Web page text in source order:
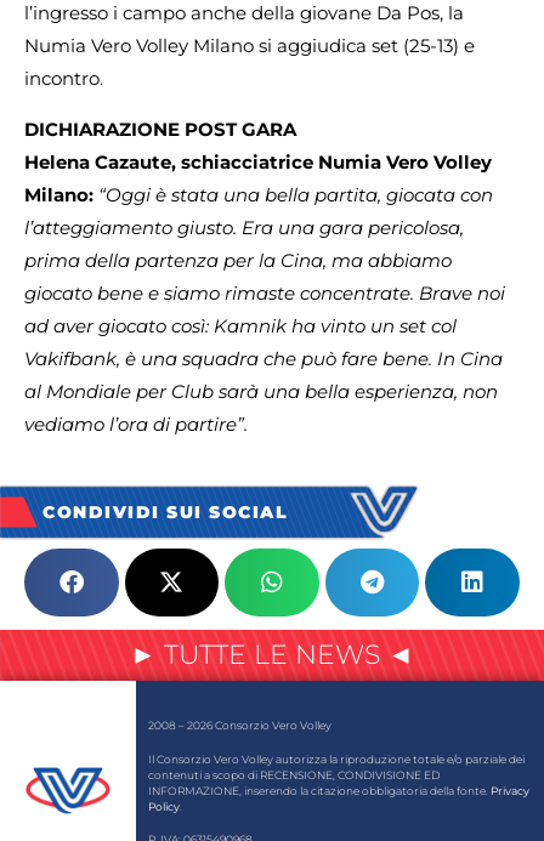
l’ingresso i campo anche della giovane Da Pos, la
Numia Vero Volley Milano si aggiudica set (25-13) e
incontro.
DICHIARAZIONE POST GARA
Helena Cazaute, schiacciatrice Numia Vero Volley
Milano: “Oggi è stata una bella partita, giocata con
l’atteggiamento giusto. Era una gara pericolosa,
prima della partenza per la Cina, ma abbiamo
giocato bene e siamo rimaste concentrate. Brave noi
ad aver giocato così: Kamnik ha vinto un set col
Vakifbank, è una squadra che può fare bene. In Cina
al Mondiale per Club sarà una bella esperienza, non
vediamo l’ora di partire”.
CONDIVIDI SUI SOCIAL
► TUTTE LE NEWS ◄
2008 – 2026 Consorzio Vero Volley
Il Consorzio Vero Volley autorizza la riproduzione totale e/o parziale dei
contenuti a scopo di RECENSIONE, CONDIVISIONE ED
INFORMAZIONE, inserendo la citazione obbligatoria della fonte. Privacy
Policy